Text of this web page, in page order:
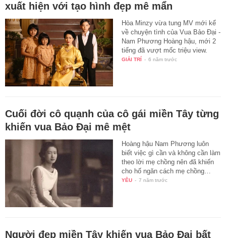
xuất hiện với tạo hình đẹp mê mẩn
Hòa Minzy vừa tung MV mới kể
về chuyện tình của Vua Bảo Đại -
Nam Phương Hoàng hậu, mới 2
tiếng đã vượt mốc triệu view.
GIẢI TRÍ - 6 năm trước
Cuối đời cô quạnh của cô gái miền Tây từng
khiến vua Bảo Đại mê mệt
Hoàng hậu Nam Phương luôn
biết việc gì cần và không cần làm
theo lời mẹ chồng nên đã khiến
cho hố ngăn cách mẹ chồng…
YÊU - 7 năm trước
Người đẹp miền Tây khiến vua Bảo Đại bất